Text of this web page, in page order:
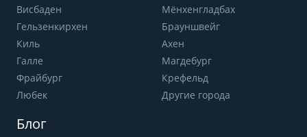
Висбаден
Мёнхенгладбах
Гельзенкирхен
Брауншвейг
Киль
Ахен
Галле
Магдебург
Фрайбург
Крефельд
Любек
Другие города
Блог